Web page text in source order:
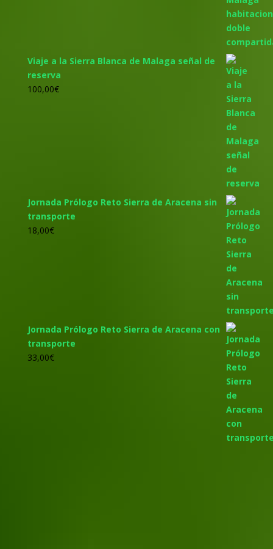
Viaje a la Sierra Blanca de Malaga señal de
reserva
100,00€
Jornada Prólogo Reto Sierra de Aracena sin
transporte
18,00€
Jornada Prólogo Reto Sierra de Aracena con
transporte
33,00€